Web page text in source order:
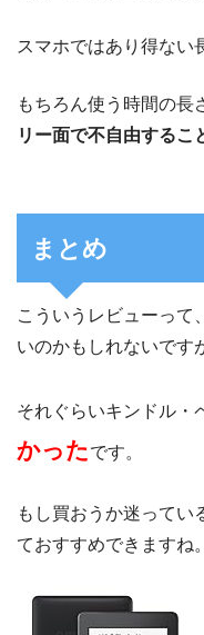
スマホではあり得ない
もちろん使う時間の長
リー面で不自由するこ
まとめ
こういうレビューって
いのかもしれないです
それぐらいキンドル・
かった です。
もし買おうか迷ってい
ておすすめできますね。